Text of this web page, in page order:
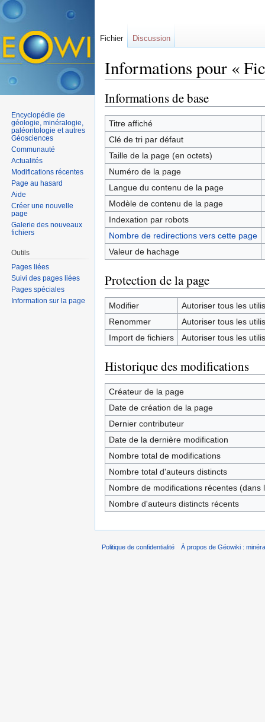
Informations pour «
Informations de base
Titre affiché
Clé de tri par défaut
Taille de la page (en octets)
Numéro de la page
Langue du contenu de la page
Modèle de contenu de la page
Indexation par robots
Nombre de redirections vers cette page
Valeur de hachage
Protection de la page
Modifier
Autoriser tous les
Renommer
Autoriser tous les
Import de fichiers
Autoriser tous les
Historique des modifications
Créateur de la page
Date de création de la page
Dernier contributeur
Date de la dernière modification
Nombre total de modifications
Nombre total d'auteurs distincts
Nombre de modifications récentes (dans
Nombre d'auteurs distincts récents
Fichier Discussion
Encyclopédie de
géologie, minéralogie,
paléontologie et autres
Géosciences
Communauté
Actualités
Modifications récentes
Page au hasard
Aide
Créer une nouvelle
page
Galerie des nouveaux
fichiers
Outils
Pages liées
Suivi des pages liées
Pages spéciales
Information sur la page
Politique de confidentialité À propos de Géowiki :